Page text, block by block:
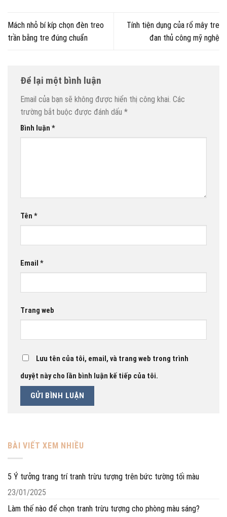
BÀI VIẾT XEM NHIỀU
5 Ý tưởng trang trí tranh trừu tượng trên bức tường tối màu
23/01/2025
Làm thế nào để chọn tranh trừu tượng cho phòng màu sáng?
Mách nhỏ bí kíp chọn đèn treo
trần bằng tre đúng chuẩn
Tính tiện dụng của rổ mây tre
đan thủ công mỹ nghệ
Để lại một bình luận
Email của bạn sẽ không được hiển thị công khai. Các
trường bắt buộc được đánh dấu *
Bình luận *
Tên *
Email *
Trang web
Lưu tên của tôi, email, và trang web trong trình
duyệt này cho lần bình luận kế tiếp của tôi.